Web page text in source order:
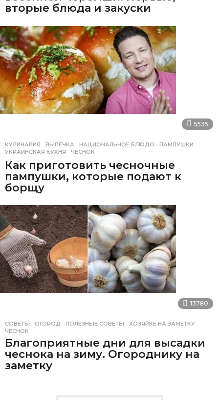
вторые блюда и закуски
5535
КУЛИНАРИЯ ВЫПЕЧКА ,НАЦИОНАЛЬНОЕ БЛЮДО ,ПАМПУШКИ
УКРАИНСКАЯ КУХНЯ
,ЧЕСНОК
Как приготовить чесночные
пампушки, которые подают к
борщу
13780
СОВЕТЫ ОГОРОД ,ПОЛЕЗНЫЕ СОВЕТЫ ,ХОЗЯЙКЕ НА ЗАМЕТКУ
ЧЕСНОК
Благоприятные дни для высадки
чеснока на зиму. Огороднику на
заметку